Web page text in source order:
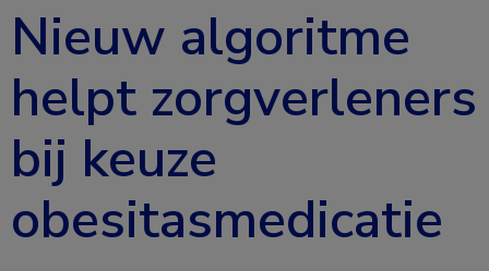
Nieuw algoritme
helpt zorgverleners
bij keuze
obesitasmedicatie